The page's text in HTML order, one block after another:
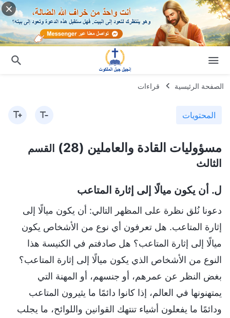
الصفحة الرئيسية قراءات
المحتويات
مسؤوليات القادة والعاملين (28)
القسم
الثالث
ل. أن يكون ميالًا إلى إثارة المتاعب
دعونا نُلق نظرة على المظهر التالي: أن يكون ميالًا إلى
إثارة المتاعب. هل تعرفون أي نوع من الأشخاص يكون
ميالًا إلى إثارة المتاعب؟ هل صادفتم في الكنيسة هذا
النوع من الأشخاص الذي يكون ميالًا إلى إثارة المتاعب؟
بغض النظر عن عمرهم، أو جنسهم، أو المهنة التي
يمتهنونها في العالم، إذا كانوا دائمًا ما يثيرون المتاعب
ودائمًا ما يفعلون أشياء تنتهك القوانين واللوائح، ما يجلب